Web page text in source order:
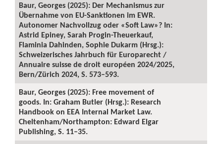
Baur, Georges (2025): Der Mechanismus zur
Übernahme von EU-Sanktionen im EWR.
Autonomer Nachvollzug oder «Soft Law»? In:
Astrid Epiney, Sarah Progin-Theuerkauf,
Flaminia Dahinden, Sophie Dukarm (Hrsg.):
Schweizerisches Jahrbuch für Europarecht /
Annuaire suisse de droit européen 2024/2025,
Bern/Zürich 2024, S. 573–593.
Baur, Georges (2025): Free movement of
goods. In: Graham Butler (Hrsg.): Research
Handbook on EEA Internal Market Law.
Cheltenham/Northampton: Edward Elgar
Publishing, S. 11–35.